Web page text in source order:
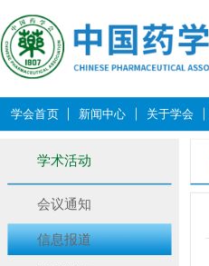
学会首页 新闻中心 关于学会
学术活动
会议通知
信息报道